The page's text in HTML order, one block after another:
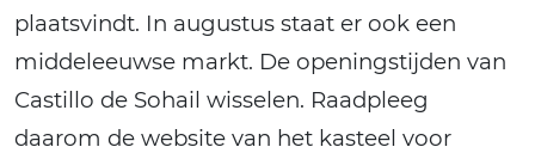
plaatsvindt. In augustus staat er ook een
middeleeuwse markt. De openingstijden van
Castillo de Sohail wisselen. Raadpleeg
daarom de website van het kasteel voor